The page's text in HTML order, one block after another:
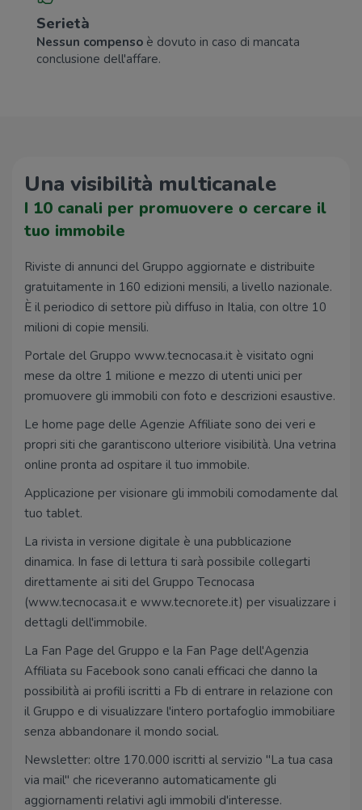
Serietà
Nessun compenso è dovuto in caso di mancata
conclusione dell'affare.
Una visibilità multicanale
I 10 canali per promuovere o cercare il
tuo immobile
Riviste di annunci del Gruppo aggiornate e distribuite
gratuitamente in 160 edizioni mensili, a livello nazionale.
È il periodico di settore più diffuso in Italia, con oltre 10
milioni di copie mensili.
Portale del Gruppo www.tecnocasa.it è visitato ogni
mese da oltre 1 milione e mezzo di utenti unici per
promuovere gli immobili con foto e descrizioni esaustive.
Le home page delle Agenzie Affiliate sono dei veri e
propri siti che garantiscono ulteriore visibilità. Una vetrina
online pronta ad ospitare il tuo immobile.
Applicazione per visionare gli immobili comodamente dal
tuo tablet.
La rivista in versione digitale è una pubblicazione
dinamica. In fase di lettura ti sarà possibile collegarti
direttamente ai siti del Gruppo Tecnocasa
(www.tecnocasa.it e www.tecnorete.it) per visualizzare i
dettagli dell'immobile.
La Fan Page del Gruppo e la Fan Page dell'Agenzia
Affiliata su Facebook sono canali efficaci che danno la
possibilità ai profili iscritti a Fb di entrare in relazione con
il Gruppo e di visualizzare l'intero portafoglio immobiliare
senza abbandonare il mondo social.
Newsletter: oltre 170.000 iscritti al servizio "La tua casa
via mail" che riceveranno automaticamente gli
aggiornamenti relativi agli immobili d'interesse.